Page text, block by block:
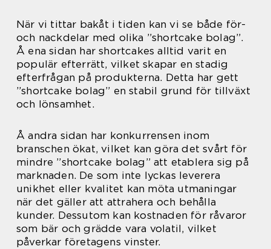
När vi tittar bakåt i tiden kan vi se både för-
och nackdelar med olika ”shortcake bolag”.
Å ena sidan har shortcakes alltid varit en
populär efterrätt, vilket skapar en stadig
efterfrågan på produkterna. Detta har gett
”shortcake bolag” en stabil grund för tillväxt
och lönsamhet.
Å andra sidan har konkurrensen inom
branschen ökat, vilket kan göra det svårt för
mindre ”shortcake bolag” att etablera sig på
marknaden. De som inte lyckas leverera
unikhet eller kvalitet kan möta utmaningar
när det gäller att attrahera och behålla
kunder. Dessutom kan kostnaden för råvaror
som bär och grädde vara volatil, vilket
påverkar företagens vinster.